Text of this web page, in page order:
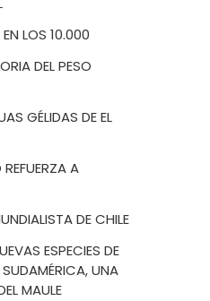
LOS 10.000
DEL PESO
GÉLIDAS DE EL
A
DE CHILE
ESPECIES DE
UNA
MAULE